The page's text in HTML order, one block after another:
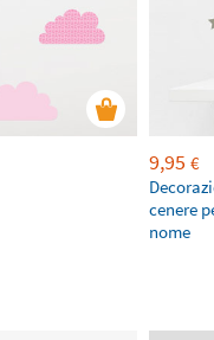
9,95 €
cenere
nome